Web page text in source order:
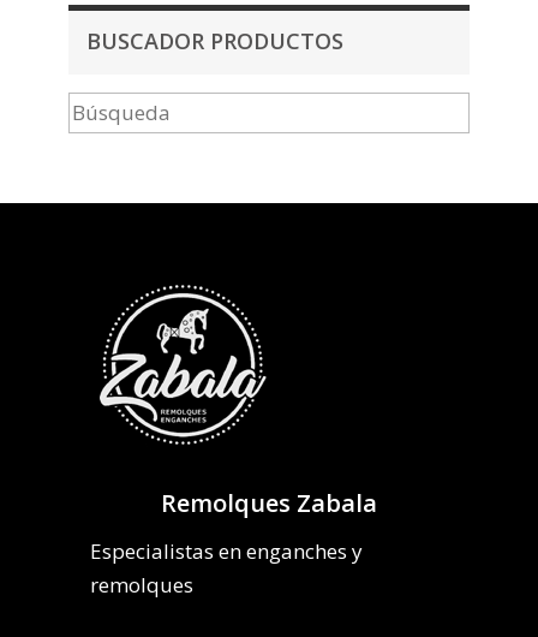
BUSCADOR PRODUCTOS
Remolques Zabala
Especialistas en enganches y
remolques